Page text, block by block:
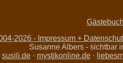
2026 - Impressum +
Susanne Albers - sichtbar
susili.de · mystikonline.de ·